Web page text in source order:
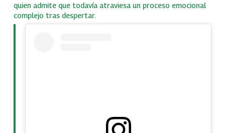
quien admite que todavía atraviesa un proceso emocional
complejo tras despertar.